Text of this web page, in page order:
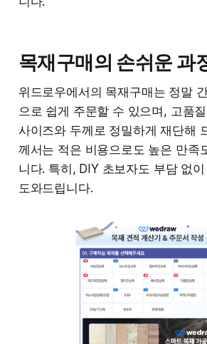
목재구매의 손쉬운 과
위드로우에서의 목재구매는 정말
으로 쉽게 주문할 수 있으며, 고품
사이즈와 두께로 정밀하게 재단해
께서는 적은 비용으로도 높은 만족
니다. 특히, DIY 초보자도 부담 없
도와드립니다.